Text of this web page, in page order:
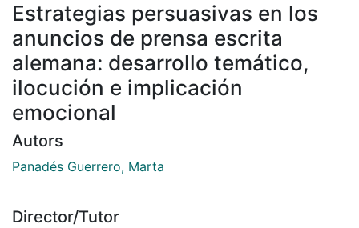
Estrategias persuasivas en los
anuncios de prensa escrita
alemana: desarrollo temático,
ilocución e implicación
emocional
Autors
Panadés Guerrero, Marta
Director/Tutor